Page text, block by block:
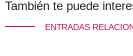
También te puede
ENTRADAS